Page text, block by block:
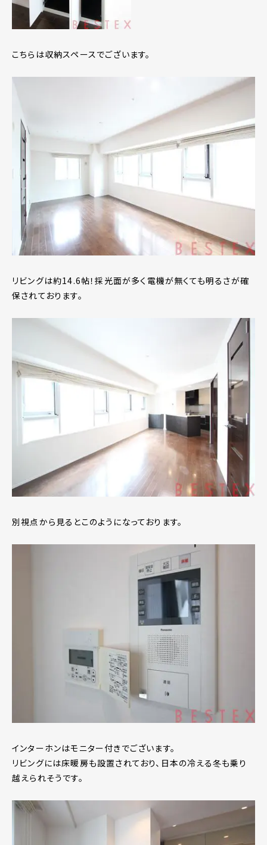
こちらは収納スペースでございます。
リビングは約14.6帖！採光面が多く電機が無くても明るさが確
保されております。
別視点から見るとこのようになっております。
インターホンはモニター付きでございます。
リビングには床暖房も設置されており、日本の冷える冬も乗り
越えられそうです。